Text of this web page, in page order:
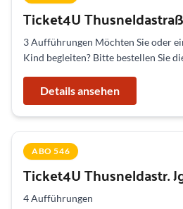
Ticket4U
3 Aufführungen Möchten Sie oder
Kind begleiten? Bitte bestellen Sie
Details ansehen
ABO 546
Ticket4U Thusneldastr.
4 Aufführungen